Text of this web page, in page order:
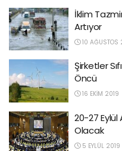
İklim
Artıyor
10 AĞUSTOS
Şirketler
Öncü
16 EKIM 2019
20-27 Eylül
Olacak
5 EYLÜL 2019